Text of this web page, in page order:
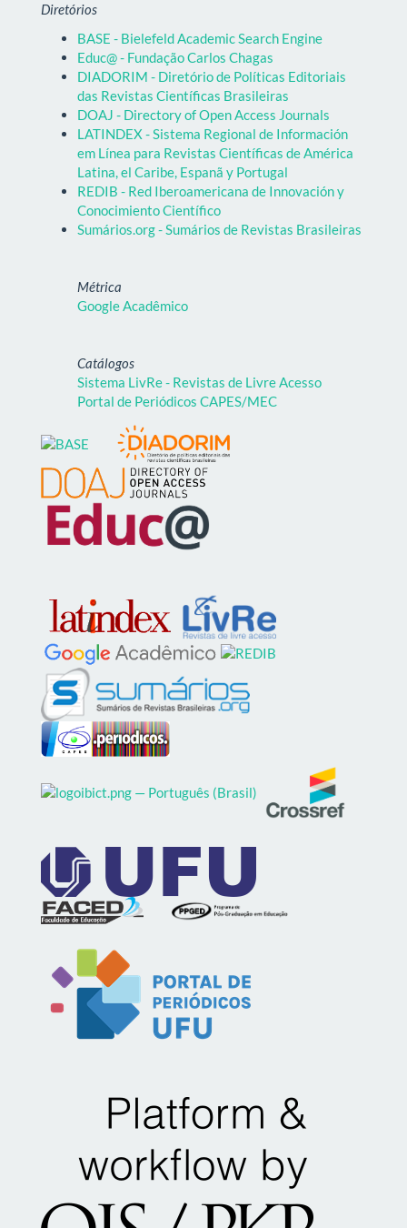
Diretórios
BASE - Bielefeld Academic Search Engine
Educ@ - Fundação Carlos Chagas
DIADORIM - Diretório de Políticas Editoriais
das Revistas Científicas Brasileiras
DOAJ - Directory of Open Access Journals
LATINDEX - Sistema Regional de Información
em Línea para Revistas Científicas de América
Latina, el Caribe, Espanã y Portugal
REDIB - Red Iberoamericana de Innovación y
Conocimiento Científico
Sumários.org - Sumários de Revistas Brasileiras
Métrica
Google Acadêmico
Catálogos
Sistema LivRe - Revistas de Livre Acesso
Portal de Periódicos CAPES/MEC